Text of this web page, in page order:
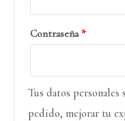
Contraseña*
Tus datos
pedido, mejorar tu